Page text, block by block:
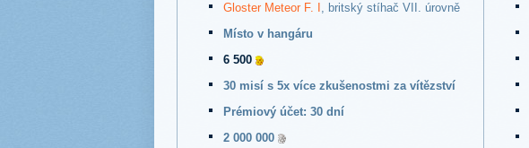
Gloster Meteor F. I , britský stíhač VII. úrovně
Místo v hangáru
6 500
30 misí s 5x více zkušenostmi za vítězství
Prémiový účet: 30 dní
2 000 000